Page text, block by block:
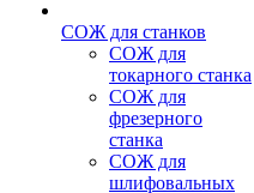
СОЖ для станков
СОЖ для
токарного станка
СОЖ для
фрезерного
станка
СОЖ для
шлифовальных